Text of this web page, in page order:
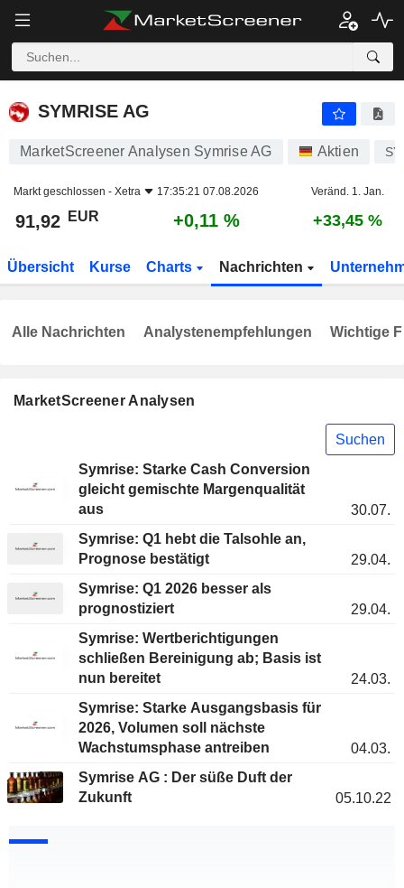
SYMRISE AG
SYMRISE AG
MarketScreener Analysen Symrise AG Aktien
Markt geschlossen - Xetra 17:35:21 07.08.2026 Veränd. 1. Jan.
91,92 EUR +0,11 % +33,45 %
Übersicht Kurse Charts Nachrichten
MarketScreener Analysen
Suchen
Symrise: Starke Cash Conversion
gleicht gemischte Margenqualität
aus
30.07.
Symrise: Q1 hebt die Talsohle an,
Prognose bestätigt
29.04.
Symrise: Q1 2026 besser als
prognostiziert
29.04.
Symrise: Wertberichtigungen
schließen Bereinigung ab; Basis ist
nun bereitet
24.03.
Symrise: Starke Ausgangsbasis für
2026, Volumen soll nächste
Wachstumsphase antreiben
04.03.
Symrise AG : Der süße Duft der
Zukunft
05.10.22
Alle Nachrichten Analystenempfehlungen Wichtige